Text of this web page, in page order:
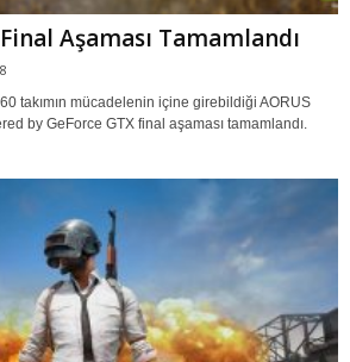
Aşaması Tamamlandı
takımın mücadelenin içine girebildiği AORUS
by GeForce GTX final aşaması tamamlandı.